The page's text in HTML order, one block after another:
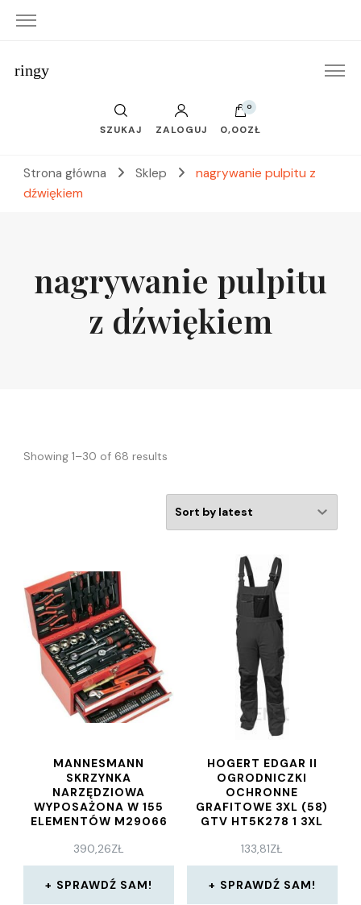
ringy
SZUKAJ ZALOGUJ
0
0,00ZŁ
Strona główna Sklep
nagrywanie pulpitu z
dźwiękiem
nagrywanie pulpitu
z dźwiękiem
Showing 1–30 of 68 results
MANNESMANN
SKRZYNKA
NARZĘDZIOWA
WYPOSAŻONA W 155
ELEMENTÓW M29066
390,26ZŁ
SPRAWDŹ SAM!
HOGERT EDGAR II
OGRODNICZKI
OCHRONNE
GRAFITOWE 3XL (58)
GTV HT5K278 1 3XL
133,81ZŁ
SPRAWDŹ SAM!